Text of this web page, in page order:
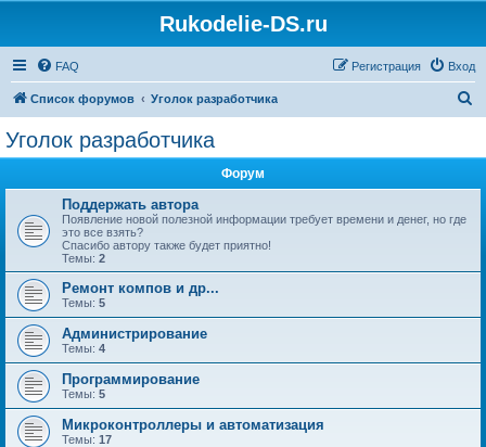
Rukodelie-DS.ru
FAQ Вход
Регистрация
Список форумов Уголок разработчика
Уголок разработчика
Форум
Поддержать автора
Появление новой полезной информации требует времени и денег, но где
это все взять?
Спасибо автору также будет приятно!
Темы: 2
Ремонт компов и др...
Темы: 5
Администрирование
Темы: 4
Программирование
Темы: 5
Микроконтроллеры и автоматизация
Темы: 17